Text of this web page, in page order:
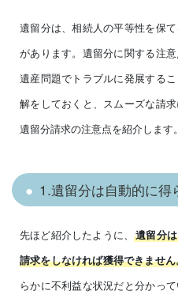
遺留分は、相続人の平等性を保
があります。遺留分に関する注
遺産問題でトラブルに発展する
解をしておくと、スムーズな請
遺留分請求の注意点を紹介します。
1.遺留分は自動的に得
先ほど紹介したように、遺留分
請求をしなければ獲得できませ
らかに不利益な状況だと分かっ